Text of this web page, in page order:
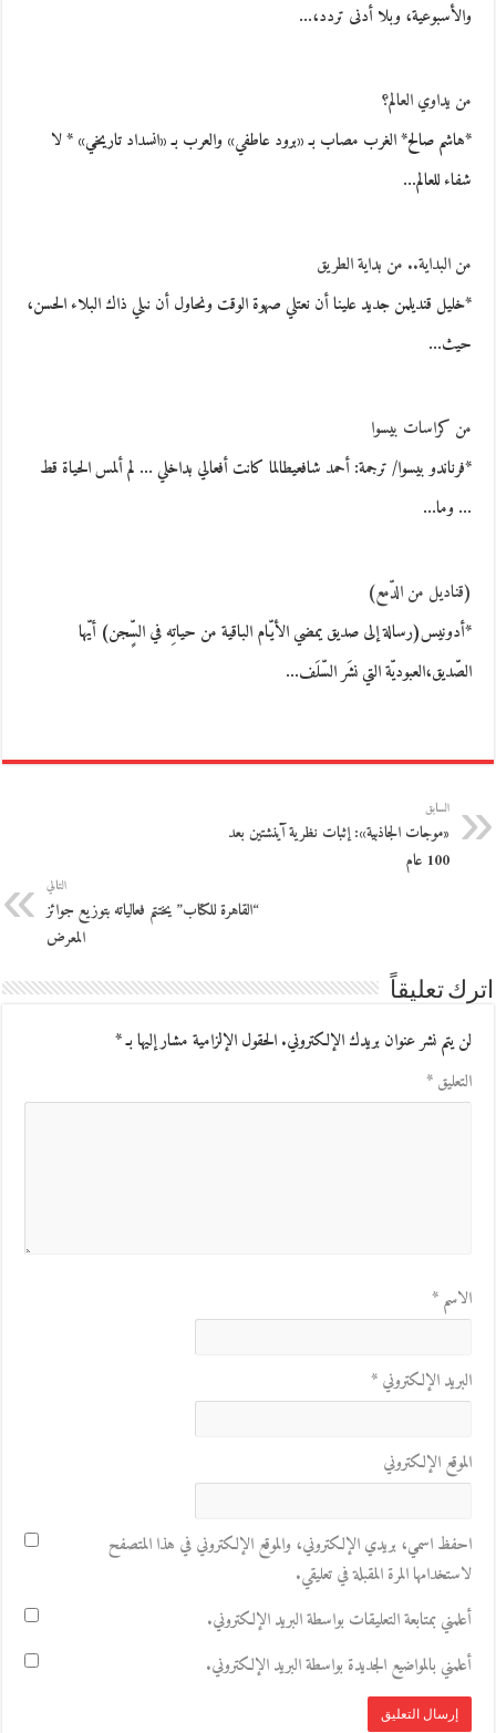
والأسبوعية، وبلا أدنى تردد،…
من يداوي العالم؟
*هاشم صالح* الغرب مصاب بـ «برود عاطفي» والعرب بـ «انسداد تاريخي» * لا
شفاء للعالم…
من البداية.. من بداية الطريق
*خليل قنديلمن جديد علينا أن نعتلي صهوة الوقت ونحاول أن نبلي ذاك البلاء الحسن،
حيث…
من كراسات بيسوا
*فرناندو بيسوا/ ترجمة: أحمد شافعيطالما كانت أفعالي بداخلي … لم ألمس الحياة قط
… وما…
(قناديل من الدّمع)
*أدونيس(رسالة إلى صديق يمضي الأيّام الباقية من حياتِه في السٍّجن) أيّها
الصّديق،العبوديّة التي نشَر السّلَف…
السابق
«موجات الجاذبية»: إثبات نظرية آينشتين بعد
100 عام
التالي
“القاهرة للكتاب” يختتم فعالياته بتوزيع جوائز
المعرض
اترك تعليقاً
لن يتم نشر عنوان بريدك الإلكتروني.الحقول الإلزامية مشار إليها بـ*
التعليق*
الاسم*
البريد الإلكتروني*
الموقع الإلكتروني
احفظ اسمي، بريدي الإلكتروني، والموقع الإلكتروني في هذا المتصفح
لاستخدامها المرة المقبلة في تعليقي.
أعلمني بمتابعة التعليقات بواسطة البريد الإلكتروني.
أعلمني بالمواضيع الجديدة بواسطة البريد الإلكتروني.